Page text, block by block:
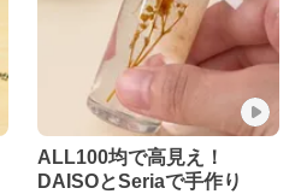
ALL100均で高見え！
DAISOとSeriaで手作り